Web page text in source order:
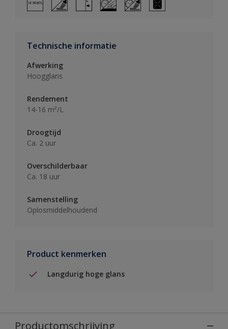
Technische informatie
Afwerking
Hoogglans
Rendement
14-16 m²/L
Droogtijd
Ca. 2 uur
Overschilderbaar
Ca. 18 uur
Samenstelling
Oplosmiddelhoudend
Product kenmerken
Langdurig hoge glans
Productomschrijving